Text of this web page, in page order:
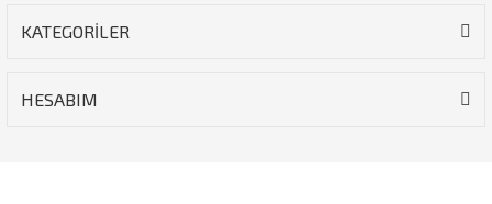
KATEGORİLER
HESABIM